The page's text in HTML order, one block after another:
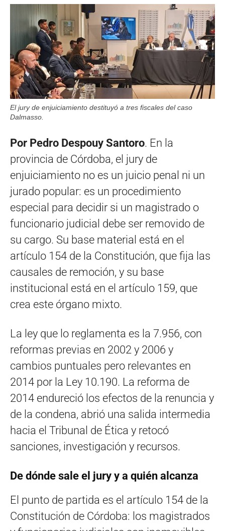
El jury de enjuiciamiento destituyó a tres fiscales del caso
Dalmasso.
Por Pedro Despouy Santoro. En la
provincia de Córdoba, el jury de
enjuiciamiento no es un juicio penal ni un
jurado popular: es un procedimiento
especial para decidir si un magistrado o
funcionario judicial debe ser removido de
su cargo. Su base material está en el
artículo 154 de la Constitución, que fija las
causales de remoción, y su base
institucional está en el artículo 159, que
crea este órgano mixto.
La ley que lo reglamenta es la 7.956, con
reformas previas en 2002 y 2006 y
cambios puntuales pero relevantes en
2014 por la Ley 10.190. La reforma de
2014 endureció los efectos de la renuncia y
de la condena, abrió una salida intermedia
hacia el Tribunal de Ética y retocó
sanciones, investigación y recursos.
De dónde sale el jury y a quién alcanza
El punto de partida es el artículo 154 de la
Constitución de Córdoba: los magistrados